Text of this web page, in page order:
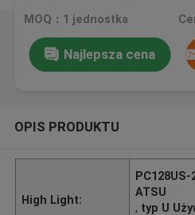
MOQ：1 jednostka
Najlepsza cena
OPIS PRODUKTU
High Light:
ATSU
, typ U